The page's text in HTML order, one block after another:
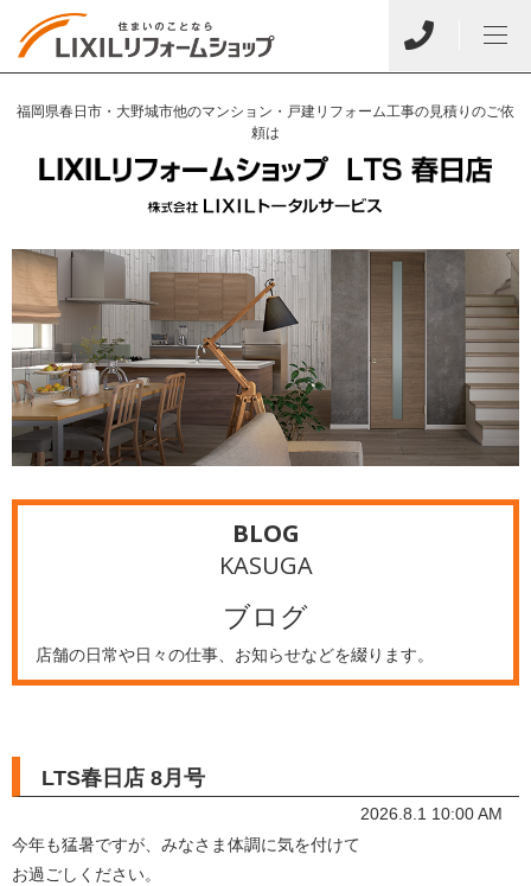
福岡県春日市・大野城市他のマンション・戸建リフォーム工事の見積りのご依
頼は
BLOG
KASUGA
ブログ
店舗の日常や日々の仕事、お知らせなどを綴ります。
LTS春日店 8月号
2026.8.1 10:00 AM
今年も猛暑ですが、みなさま体調に気を付けて
お過ごしください。